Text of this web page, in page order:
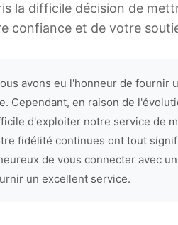
la difficile décision de
confiance et de votre
avons eu l'honneur de fournir
Cependant, en raison de
d'exploiter notre service de
fidélité continues ont tout
de vous connecter avec
un excellent service.